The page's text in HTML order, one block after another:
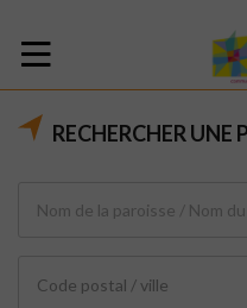
RECHERCHER UNE
Code postal / ville